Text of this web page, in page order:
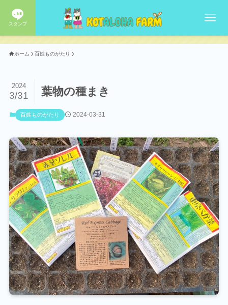
スタンプ
ホーム 百姓ものがたり
葉物の種まき
2024
3/31
百姓ものがたり 2024-03-31